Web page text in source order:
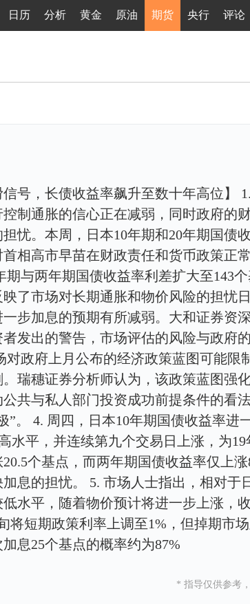
日历 分析 黄金 原油 期货 央行 评论
号，长债收益率飙升至数十年高位】
制通胀的信心正在减弱，同时政府的
忧。本周，日本10年期和20年期国债
相高市早苗在财政责任和货币政策正
与两年期国债收益率利差扩大至143个
了市场对长期通胀和物价风险的担忧
步加息的预期有所减弱。大和证券资
发出的警告，市场评估的风险与政府
政府上月公布的经济政策蓝图可能限
瑞穗证券分析师认为，该政策蓝图强
共与私人部门投资成功前提条件的看
”。 4. 周四，日本10年期国债收益率进
水平，并连续第九个交易日上涨，为19
个基点，而两年期国债收益率仅上涨
息的担忧。 5. 市场人士指出，相对于
水平，随着物价预计将进一步上涨，
短期政策利率上调至1%，但掉期市场
息25个基点的概率约为87%
* 指导仅供参考